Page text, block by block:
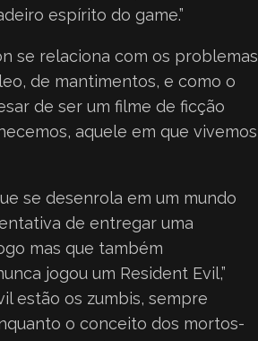
espírito do game.”
se relaciona com os problemas
de mantimentos, e como o
de ser um filme de ficção
aquele em que vivemos
se desenrola em um mundo
de entregar uma
mas que também
jogou um Resident Evil,”
estão os zumbis, sempre
o conceito dos mortos-